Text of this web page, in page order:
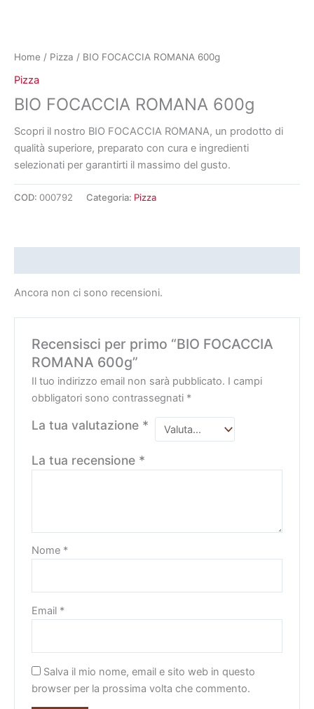
Home / Pizza / BIO FOCACCIA ROMANA 600g
Pizza
BIO FOCACCIA ROMANA 600g
Scopri il nostro BIO FOCACCIA ROMANA, un prodotto di
qualità superiore, preparato con cura e ingredienti
selezionati per garantirti il massimo del gusto.
COD: 000792 Categoria: Pizza
Ancora non ci sono recensioni.
Recensisci per primo “BIO FOCACCIA
ROMANA 600g”
Il tuo indirizzo email non sarà pubblicato. I campi
obbligatori sono contrassegnati *
La tua valutazione *
La tua recensione *
Nome *
Email *
Salva il mio nome, email e sito web in questo
browser per la prossima volta che commento.